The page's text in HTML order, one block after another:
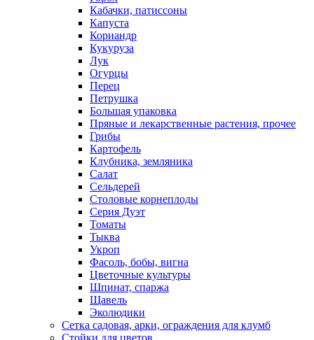
Кабачки, патиссоны
Капуста
Кориандр
Кукуруза
Лук
Огурцы
Перец
Петрушка
Большая упаковка
Пряные и лекарственные растения, прочее
Грибы
Картофель
Клубника, земляника
Салат
Сельдерей
Столовые корнеплоды
Серия Дуэт
Томаты
Тыква
Укроп
Фасоль, бобы, вигна
Цветочные культуры
Шпинат, спаржа
Щавель
Эколюдики
Сетка садовая, арки, ограждения для клумб
Стойки для цветов